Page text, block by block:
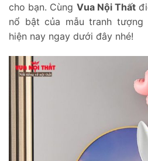
cho bạn. Cùng Vua Nội Thất
nổ bật của mẫu tranh tượng
hiện nay ngay dưới đây nhé!